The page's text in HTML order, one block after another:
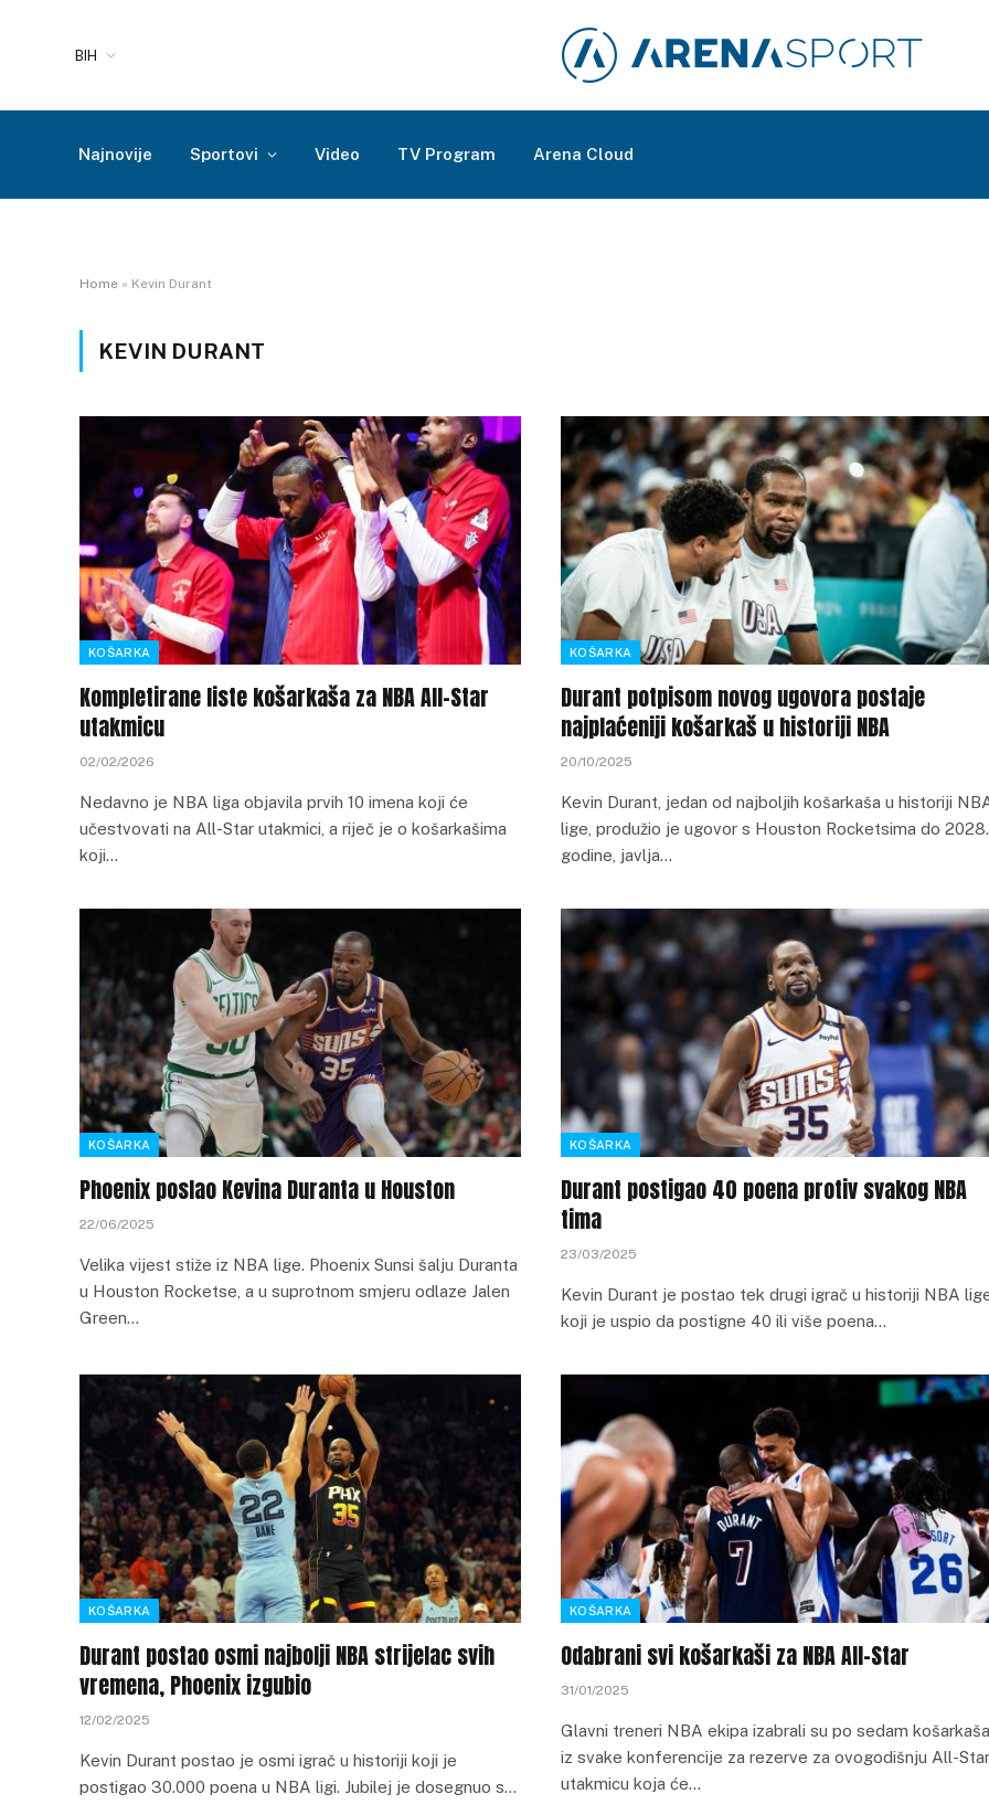
BIH
Najnovije Sportovi Video TV Program Arena Cloud
Home » Kevin Durant
KEVIN DURANT
KOŠARKA
Kompletirane liste košarkaša za NBA All-Star
utakmicu
02/02/2026
Nedavno je NBA liga objavila prvih 10 imena koji će
učestvovati na All-Star utakmici, a riječ je o košarkašima
koji…
KOŠARKA
Durant potpisom novog ugovora postaje
najplaćeniji košarkaš u historiji NBA
20/10/2025
Kevin Durant, jedan od najboljih košarkaša u historiji
lige, produžio je ugovor s Houston Rocketsima do 2028.
godine, javlja…
KOŠARKA
Phoenix poslao Kevina Duranta u Houston
22/06/2025
Velika vijest stiže iz NBA lige. Phoenix Sunsi šalju Duranta
u Houston Rocketse, a u suprotnom smjeru odlaze Jalen
Green…
KOŠARKA
Durant postigao 40 poena protiv svakog NBA
tima
23/03/2025
Kevin Durant je postao tek drugi igrač u historiji NBA
koji je uspio da postigne 40 ili više poena…
KOŠARKA
Durant postao osmi najbolji NBA strijelac svih
vremena, Phoenix izgubio
12/02/2025
Kevin Durant postao je osmi igrač u historiji koji je
postigao 30.000 poena u NBA ligi. Jubilej je dosegnuo s…
KOŠARKA
Odabrani svi košarkaši za NBA All-Star
31/01/2025
Glavni treneri NBA ekipa izabrali su po sedam košarkaša
iz svake konferencije za rezerve za ovogodišnju All-Star
utakmicu koja će…